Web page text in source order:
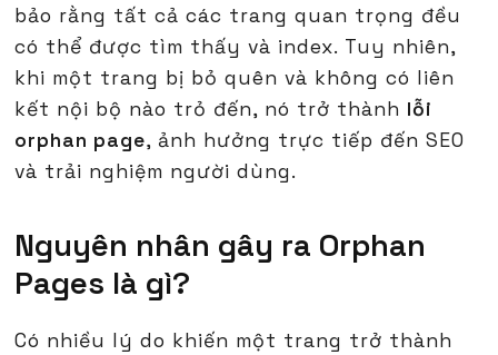
bảo rằng tất cả các trang quan trọng đều
có thể được tìm thấy và index. Tuy nhiên,
khi một trang bị bỏ quên và không có liên
kết nội bộ nào trỏ đến, nó trở thành lỗi
orphan page, ảnh hưởng trực tiếp đến SEO
và trải nghiệm người dùng.
Nguyên nhân gây ra Orphan
Pages là gì?
Có nhiều lý do khiến một trang trở thành